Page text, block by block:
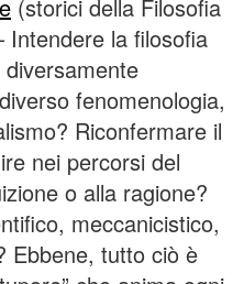
(storici della Filosofia
Intendere la filosofia
diversamente
fenomenologia,
Riconfermare il
nei percorsi del
o alla ragione?
meccanicistico,
Ebbene, tutto ciò è